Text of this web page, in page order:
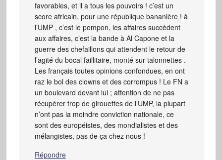
favorables, et il a tous les pouvoirs ! c’est un
score africain, pour une république bananière ! à
l’UMP , c’est le pompon, les affaires succèdent
aux affaires, c’est la bande à Al Capone et la
guerre des chefaillons qui attendent le retour de
l’agité du bocal faillitaire, monté sur talonnettes .
Les français toutes opinions confondues, en ont
raz le bol des clowns et des corrompus ! Le FN a
un boulevard devant lui ; attention de ne pas
récupérer trop de girouettes de l’UMP, la plupart
n’ont pas la moindre conviction nationale, ce
sont des européistes, des mondialistes et des
mélangistes, pas de ça chez nous !
Répondre